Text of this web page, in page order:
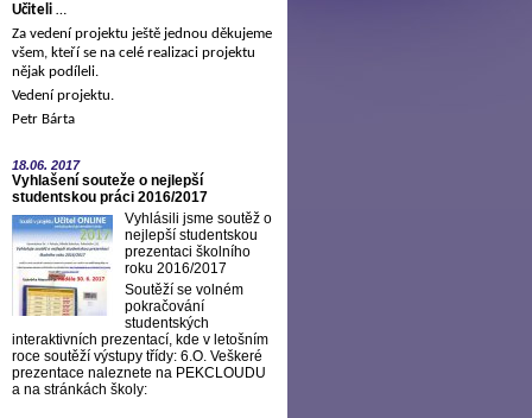
Učiteli …
Za vedení projektu ještě jednou děkujeme
všem, kteří se na celé realizaci projektu
nějak podíleli.
Vedení projektu.
Petr Bárta
18.06. 2017
Vyhlašení souteže o nejlepší
studentskou práci 2016/2017
Vyhlásili jsme soutěž o
nejlepší studentskou
prezentaci školního
roku 2016/2017
Soutěží se volném
pokračování
studentských
interaktivních prezentací, kde v letošním
roce soutěží výstupy třídy: 6.O. Veškeré
prezentace naleznete na PEKCLOUDU
a na stránkách školy: